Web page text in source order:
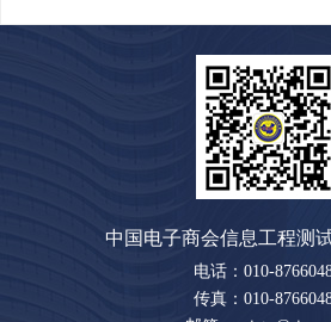
中国电子商会信息工程测
电话：010-
传真：010-